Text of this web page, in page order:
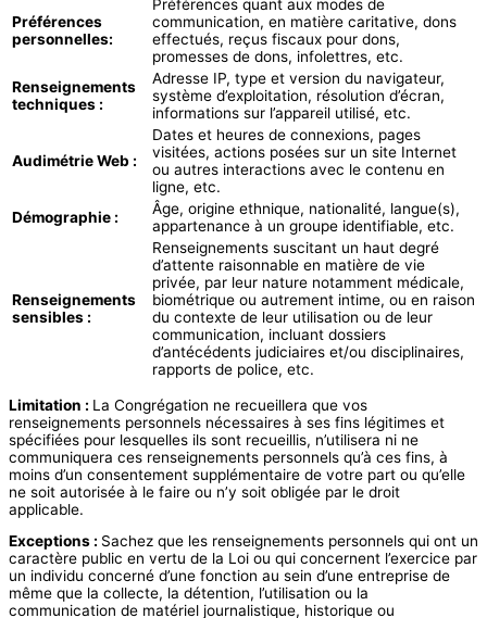
Préférences
personnelles:
Préférences quant aux modes de
communication, en matière caritative, dons
effectués, reçus fiscaux pour dons,
promesses de dons, infolettres, etc.
Renseignements
techniques :
Adresse IP, type et version du navigateur,
système d’exploitation, résolution d’écran,
informations sur l’appareil utilisé, etc.
Audimétrie Web :
Dates et heures de connexions, pages
visitées, actions posées sur un site Internet
ou autres interactions avec le contenu en
ligne, etc.
Démographie :
Âge, origine ethnique, nationalité, langue(s),
appartenance à un groupe identifiable, etc.
Renseignements
sensibles :
Renseignements suscitant un haut degré
d’attente raisonnable en matière de vie
privée, par leur nature notamment médicale,
biométrique ou autrement intime, ou en raison
du contexte de leur utilisation ou de leur
communication, incluant dossiers
d’antécédents judiciaires et/ou disciplinaires,
rapports de police, etc.
Limitation : La Congrégation ne recueillera que vos
renseignements personnels nécessaires à ses fins légitimes et
spécifiées pour lesquelles ils sont recueillis, n’utilisera ni ne
communiquera ces renseignements personnels qu’à ces fins, à
moins d’un consentement supplémentaire de votre part ou qu’elle
ne soit autorisée à le faire ou n’y soit obligée par le droit
applicable.
Exceptions : Sachez que les renseignements personnels qui ont un
caractère public en vertu de la Loi ou qui concernent l’exercice par
un individu concerné d’une fonction au sein d’une entreprise de
même que la collecte, la détention, l’utilisation ou la
communication de matériel journalistique, historique ou